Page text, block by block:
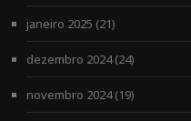
janeiro 2025 (21)
dezembro 2024(24)
novembro 2024(19)